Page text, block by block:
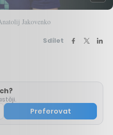
Jakovenko
Sdílet
Preferovat